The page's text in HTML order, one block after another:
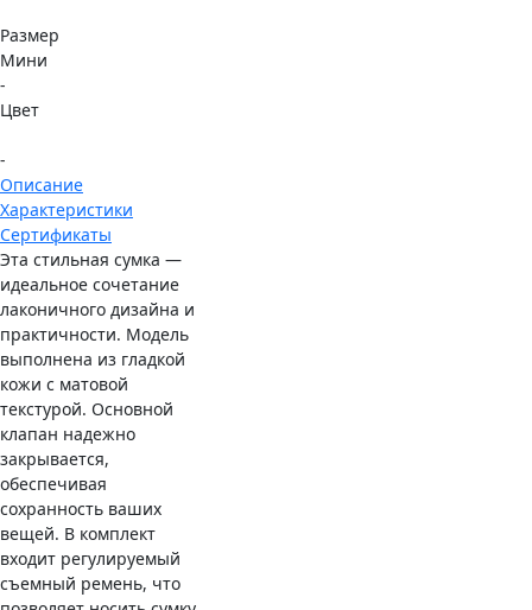
Размер
Мини
-
Цвет
-
Описание
Характеристики
Сертификаты
Эта стильная сумка —
идеальное сочетание
лаконичного дизайна и
практичности. Модель
выполнена из гладкой
кожи с матовой
текстурой. Основной
клапан надежно
закрывается,
обеспечивая
сохранность ваших
вещей. В комплект
входит регулируемый
съемный ремень, что